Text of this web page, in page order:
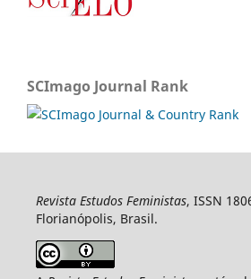
SCImago Journal Rank
Revista Estudos Feministas, ISSN
Florianópolis, Brasil.